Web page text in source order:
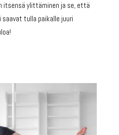
itsensä ylittäminen ja se, että
saavat tulla paikalle juuri